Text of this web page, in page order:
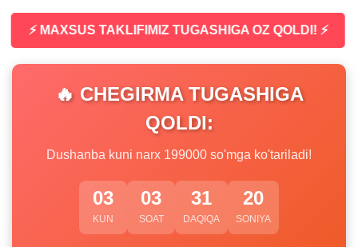
⚡ MAXSUS TAKLIFIMIZ TUGASHIGA OZ QOLDI! ⚡
🔥 CHEGIRMA TUGASHIGA
QOLDI:
Dushanba kuni narx 199000 so'mga ko'tariladi!
03
KUN
03
SOAT
31
DAQIQA
20
SONIYA